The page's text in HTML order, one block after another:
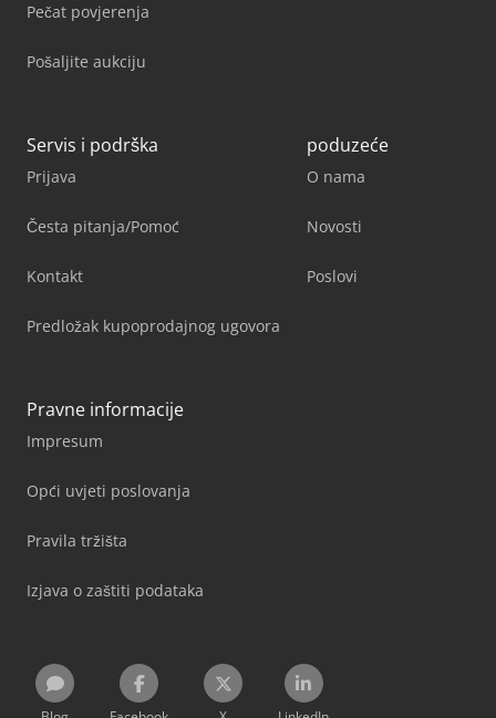
Pečat povjerenja
Pošaljite aukciju
Servis i podrška
Prijava
Česta pitanja/Pomoć
Kontakt
Predložak kupoprodajnog ugovora
poduzeće
O nama
Novosti
Poslovi
Pravne informacije
Impresum
Opći uvjeti poslovanja
Pravila tržišta
Izjava o zaštiti podataka